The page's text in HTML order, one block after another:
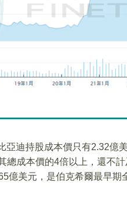
亞迪持股成本價只有2.32億
總成本價的4倍以上，還不
億美元，是伯克希爾最早期